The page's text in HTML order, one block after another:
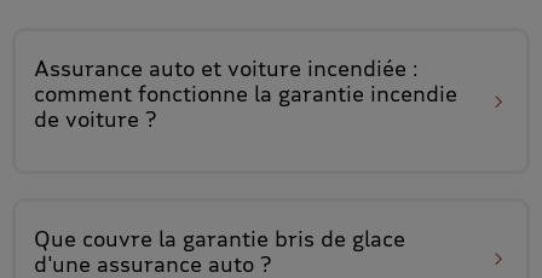
Assurance auto et voiture incendiée :
comment fonctionne la garantie incendie
de voiture ?
Que couvre la garantie bris de glace
d'une assurance auto ?